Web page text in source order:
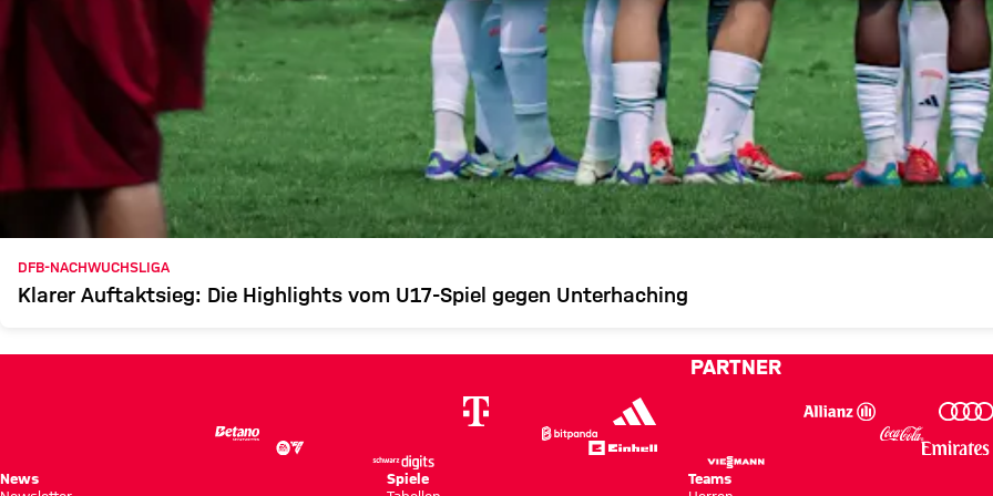
DFB-NACHWUCHSLIGA
Klarer Auftaktsieg: Die Highlights vom U17-Spiel gegen Unterhaching
PARTNER
News
Spiele
Teams